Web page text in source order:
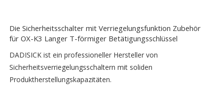
Die Sicherheitsschalter mit Verriegelungsfunktion Zubehör
für OX-K3 Langer T-förmiger Betätigungsschlüssel
DADISICK ist ein professioneller Hersteller von
Sicherheitsverriegelungsschaltern mit soliden
Produktherstellungskapazitäten.